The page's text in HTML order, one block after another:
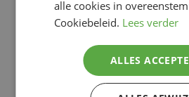
alle cookies in
Cookiebeleid. Lees verder
ALLES